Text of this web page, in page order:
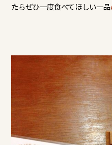
たらぜひ一度食べてほしい一品